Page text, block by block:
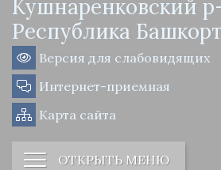
Кушнаренковский
Республика
Версия для слабовидящих
Интернет-приемная
Карта сайта
ОТКРЫТЬ МЕНЮ